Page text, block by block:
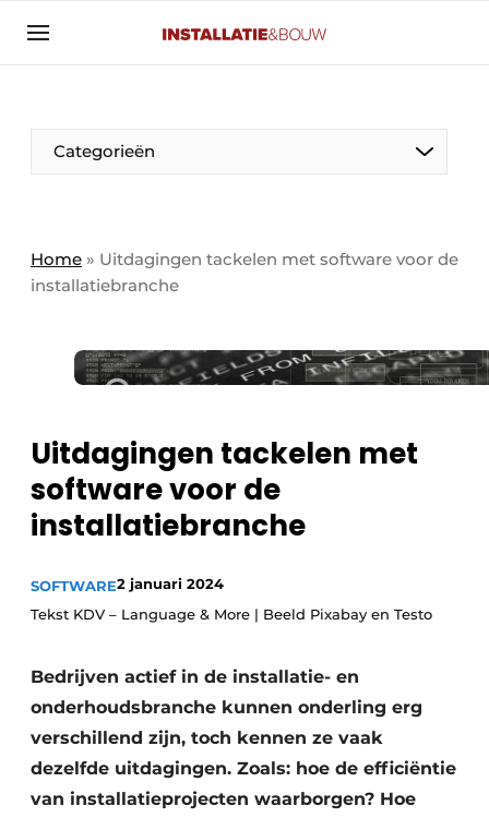
Aanmelden
Banner overzicht
BedrijvenAanmeldenBedankt voor de aanmelding
Contact
Evenement aanmelden
Meest gelezen
Podcasts
Privacy / Cookie statement
Vacature aanmelden
Video’s
Categorieën
Panelgesprek
HVAC
Sanitair
Binnenklimaat
Brandbeveiliging
Ventilatie
Warmtepompen
Home » Uitdagingen tackelen met software voor de
installatiebranche
Uitdagingen tackelen met
software voor de
installatiebranche
SOFTWARE2 januari 2024
Tekst KDV – Language & More | Beeld Pixabay en Testo
Bedrijven actief in de installatie- en
onderhoudsbranche kunnen onderling erg
verschillend zijn, toch kennen ze vaak
dezelfde uitdagingen. Zoals: hoe de efficiëntie
van installatieprojecten waarborgen? Hoe